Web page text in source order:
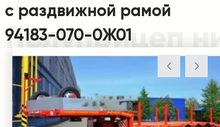
Полуприцеп
с раздвижной рамой
94183-070-0Ж01